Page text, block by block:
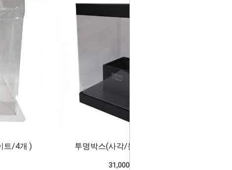
트/4개 ) 투명박스(사각/블랙*미래)4개
31,000won